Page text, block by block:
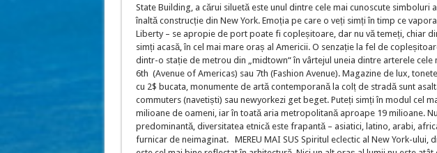
State Building, a cărui siluetă este unul dintre cele mai cunoscute simboluri
înaltă construcție din New York. Emoția pe care o veți simți în timp ce
Liberty – se apropie de port poate fi copleșitoare, dar nu vă temeți, chiar
simți acasă, în cel mai mare oraș al Americii. O senzație la fel de
dintr-o stație de metrou din „midtown“ în vârtejul uneia dintre arterele cele
6th (Avenue of Americas) sau 7th (Fashion Avenue). Magazine de lux,
cu 2$ bucata, monumente de artă contemporană la colț de stradă sunt
commuters (navetiști) sau newyorkezi get beget. Puteți simți în modul cel
milioane de oameni, iar în toată aria metropolitană aproape 19 milioane.
predominantă, diversitatea etnică este frapantă – asiatici, latino, arabi,
furnicar de neimaginat. MEREU MAI SUS Spiritul eclectic al New York-ului,